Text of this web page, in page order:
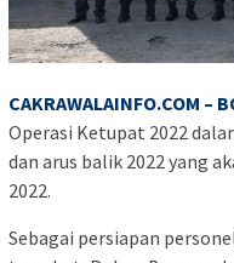
CAKRAWALAINFO.COM –
Operasi Ketupat 2022
dan arus balik 2022 yang
2022.
Sebagai persiapan